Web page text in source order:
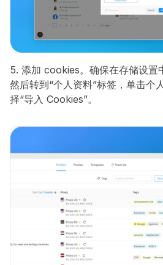
5. 添加 cookies。确保在存储设置
然后转到“个人资料”标签，单击个
择“导入 Cookies”。